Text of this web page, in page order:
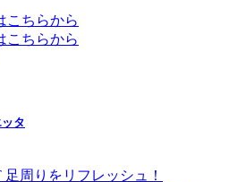
こちらから
こちらから
タ
周りをリフレッシュ！